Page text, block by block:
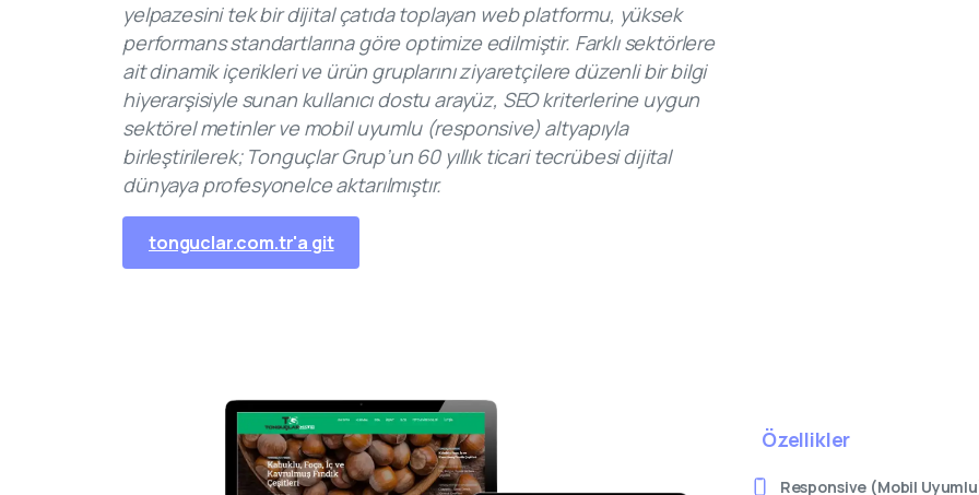
yelpazesini tek bir dijital çatıda toplayan web platformu, yüksek
performans standartlarına göre optimize edilmiştir. Farklı sektörlere
ait dinamik içerikleri ve ürün gruplarını ziyaretçilere düzenli bir bilgi
hiyerarşisiyle sunan kullanıcı dostu arayüz, SEO kriterlerine uygun
sektörel metinler ve mobil uyumlu (responsive) altyapıyla
birleştirilerek; Tonguçlar Grup’un 60 yıllık ticari tecrübesi dijital
dünyaya profesyonelce aktarılmıştır.
tonguclar.com.tr'a git
Özellikler
Responsive (Mobil